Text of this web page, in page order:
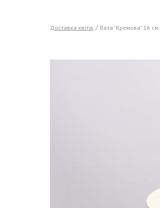
Доставка квітів Ваза "Кремова" 16 см.